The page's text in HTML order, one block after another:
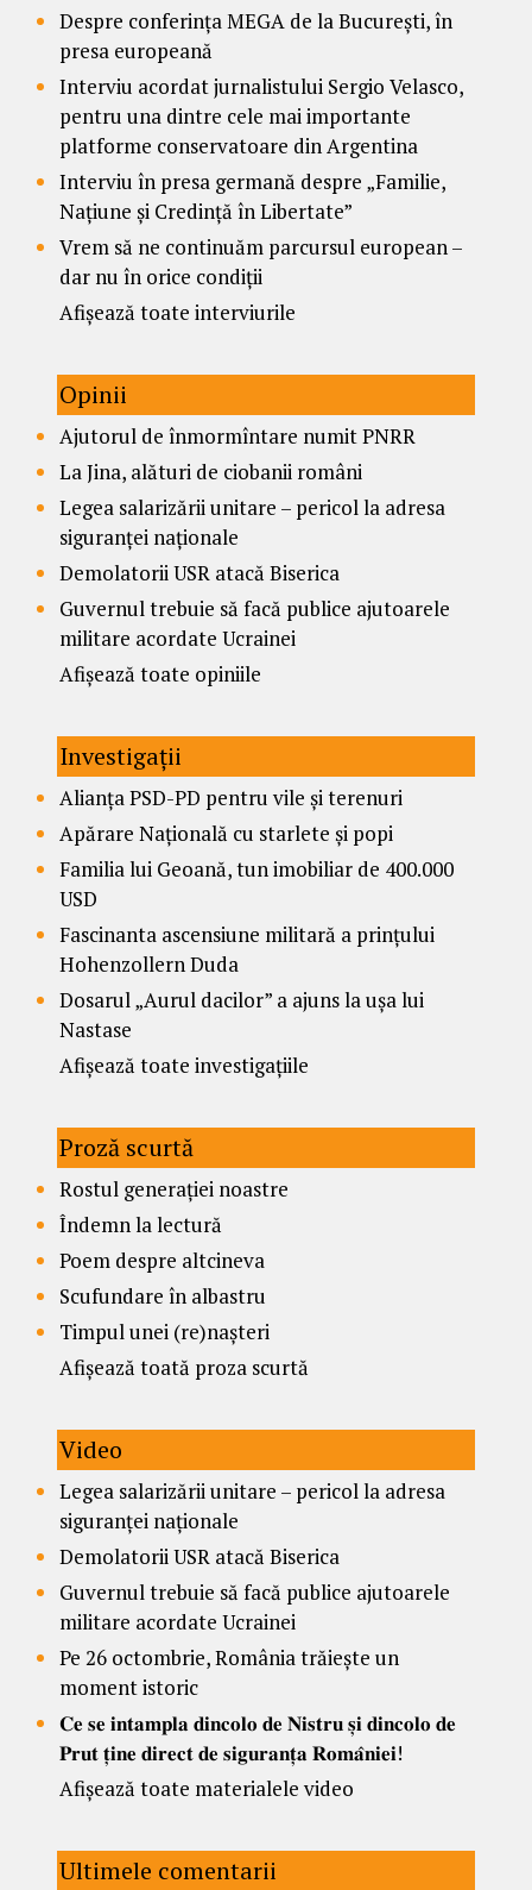
Despre conferința MEGA de la București, în
presa europeană
Interviu acordat jurnalistului Sergio Velasco,
pentru una dintre cele mai importante
platforme conservatoare din Argentina
Interviu în presa germană despre „Familie,
Națiune și Credință în Libertate”
Vrem să ne continuăm parcursul european –
dar nu în orice condiții
Afișează toate interviurile
Opinii
Ajutorul de înmormîntare numit PNRR
La Jina, alături de ciobanii români
Legea salarizării unitare – pericol la adresa
siguranței naționale
Demolatorii USR atacă Biserica
Guvernul trebuie să facă publice ajutoarele
militare acordate Ucrainei
Afișează toate opiniile
Investigații
Alianța PSD-PD pentru vile și terenuri
Apărare Națională cu starlete și popi
Familia lui Geoană, tun imobiliar de 400.000
USD
Fascinanta ascensiune militară a prințului
Hohenzollern Duda
Dosarul „Aurul dacilor” a ajuns la ușa lui
Nastase
Afișează toate investigațiile
Proză scurtă
Rostul generației noastre
Îndemn la lectură
Poem despre altcineva
Scufundare în albastru
Timpul unei (re)nașteri
Afișează toată proza scurtă
Video
Legea salarizării unitare – pericol la adresa
siguranței naționale
Demolatorii USR atacă Biserica
Guvernul trebuie să facă publice ajutoarele
militare acordate Ucrainei
Pe 26 octombrie, România trăiește un
moment istoric
𝐂𝐞 𝐬𝐞 𝐢𝐧𝐭𝐚𝐦𝐩𝐥𝐚 𝐝𝐢𝐧𝐜𝐨𝐥𝐨 𝐝𝐞 𝐍𝐢𝐬𝐭𝐫𝐮 𝐬̦𝐢 𝐝𝐢𝐧𝐜𝐨𝐥𝐨 𝐝𝐞
𝐏𝐫𝐮𝐭 𝐭̦𝐢𝐧𝐞 𝐝𝐢𝐫𝐞𝐜𝐭 𝐝𝐞 𝐬𝐢𝐠𝐮𝐫𝐚𝐧𝐭̦𝐚 𝐑𝐨𝐦𝐚̂𝐧𝐢𝐞𝐢!
Afișează toate materialele video
Ultimele comentarii